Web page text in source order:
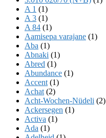
A 1 (1)
A 3 (1)
A 84 (1)
Aamisepa varajane (1)
Aba (1)
Abnaki (1)
Abred (1)
Abundance (1)
Accent (1)
Achat (2)
Acht-Wochen-Nüdeli (2)
Ackersegen (1)
Activa (1)
Ada (1)